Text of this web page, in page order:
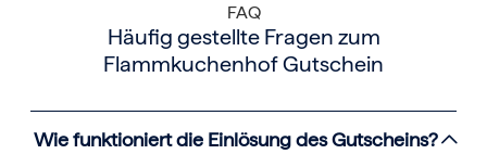
FAQ
Häufig gestellte Fragen zum
Flammkuchenhof Gutschein
Wie funktioniert die Einlösung des Gutscheins?